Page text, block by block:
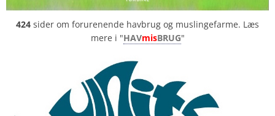
424 sider om forurenende havbrug og muslingefarme. Læs
mere i "HAVmisBRUG"